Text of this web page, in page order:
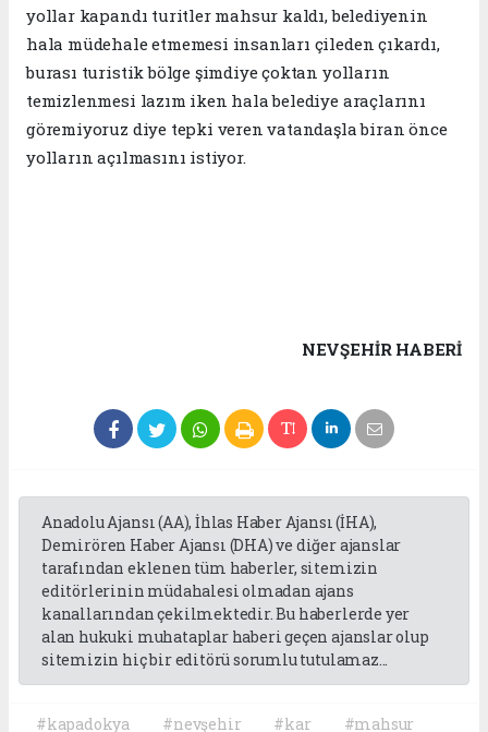
yollar kapandı turitler mahsur kaldı, belediyenin
hala müdehale etmemesi insanları çileden çıkardı,
burası turistik bölge şimdiye çoktan yolların
temizlenmesi lazım iken hala belediye araçlarını
göremiyoruz diye tepki veren vatandaşla biran önce
yolların açılmasını istiyor.
NEVŞEHIR HABERİ
Anadolu Ajansı (AA), İhlas Haber Ajansı (İHA),
Demirören Haber Ajansı (DHA) ve diğer ajanslar
tarafından eklenen tüm haberler, sitemizin
editörlerinin müdahalesi olmadan ajans
kanallarından çekilmektedir. Bu haberlerde yer
alan hukuki muhataplar haberi geçen ajanslar olup
sitemizin hiç bir editörü sorumlu tutulamaz...
#kapadokya #nevşehir #kar #mahsur